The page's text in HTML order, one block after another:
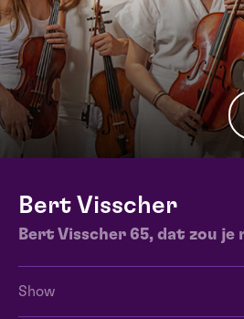
Bert Visscher
Bert Visscher 65, dat zou je
Show